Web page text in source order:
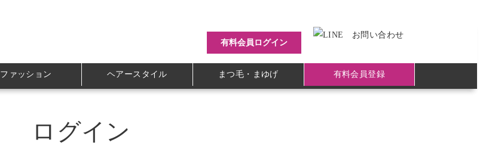
有料会員ログイン
ファッション ヘアースタイル まつ毛・まゆげ 有料会員登録
ログイン